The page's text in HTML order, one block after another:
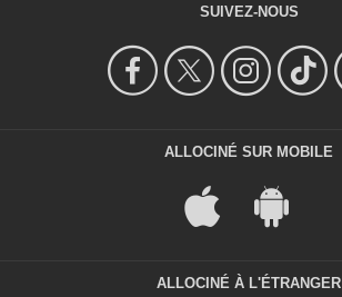
SUIVEZ-NOUS
ALLOCINÉ SUR MOBILE
ALLOCINÉ À L'ÉTRANGER